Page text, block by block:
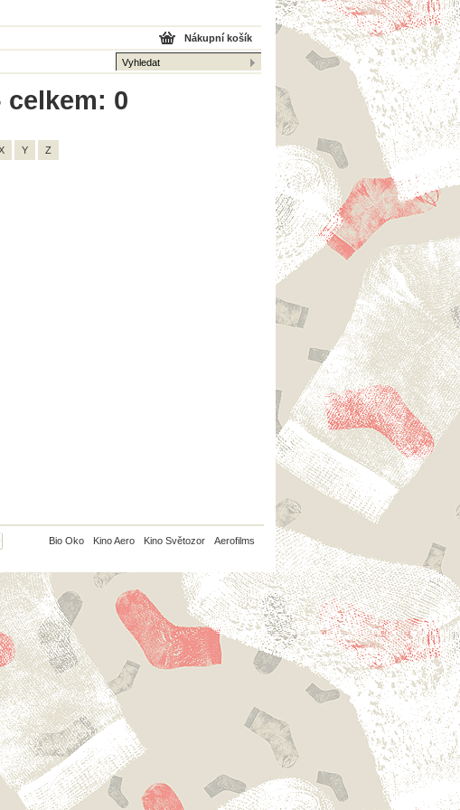
Nákupní košík
celkem: 0
Y Z
Bio Oko Kino Aero Kino Světozor Aerofilms